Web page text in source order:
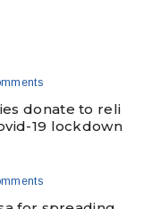
donate to reli
19 lockdown